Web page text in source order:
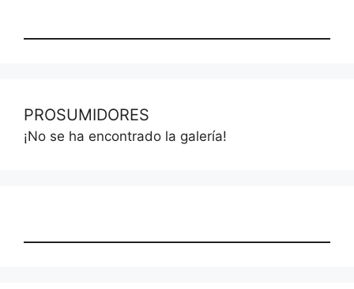
PROSUMIDORES
¡No se ha encontrado la galería!